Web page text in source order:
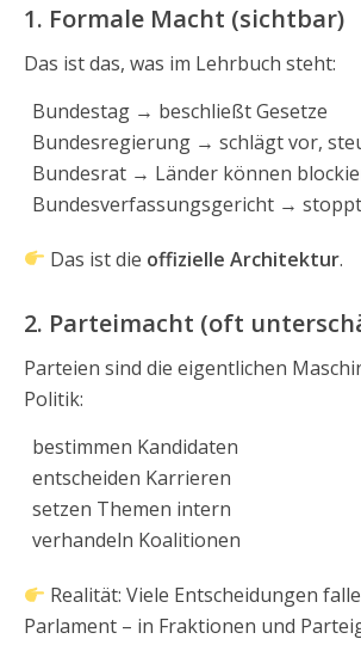
1. Formale Macht (sichtbar)
Das ist das, was im Lehrbuch steht:
Bundestag → beschließt Gesetze
Bundesregierung → schlägt vor,
Bundesrat → Länder können
Bundesverfassungsgericht →
Das ist die offizielle Architektur.
2. Parteimacht (oft
Parteien sind die eigentlichen
Politik:
bestimmen Kandidaten
entscheiden Karrieren
setzen Themen intern
verhandeln Koalitionen
Realität: Viele Entscheidungen
Parlament – in Fraktionen und